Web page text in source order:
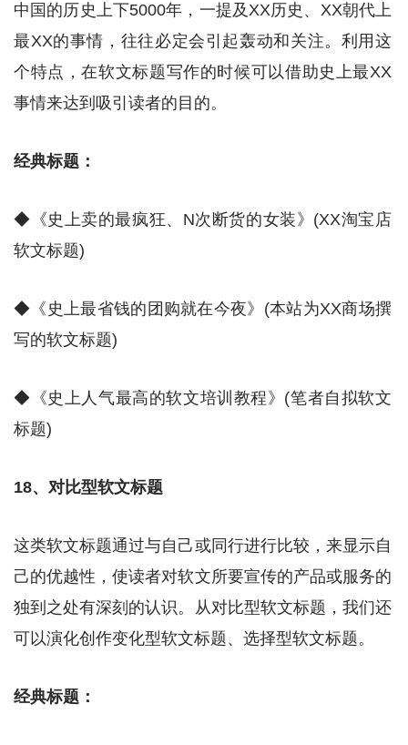
中国的历史上下5000年，一提及XX历史、XX朝代上
最XX的事情，往往必定会引起轰动和关注。利用这
个特点，在软文标题写作的时候可以借助史上最XX
事情来达到吸引读者的目的。
经典标题：
◆《史上卖的最疯狂、N次断货的女装》(XX淘宝店
软文标题)
◆《史上最省钱的团购就在今夜》(本站为XX商场撰
写的软文标题)
◆《史上人气最高的软文培训教程》(笔者自拟软文
标题)
18、对比型软文标题
这类软文标题通过与自己或同行进行比较，来显示自
己的优越性，使读者对软文所要宣传的产品或服务的
独到之处有深刻的认识。从对比型软文标题，我们还
可以演化创作变化型软文标题、选择型软文标题。
经典标题：